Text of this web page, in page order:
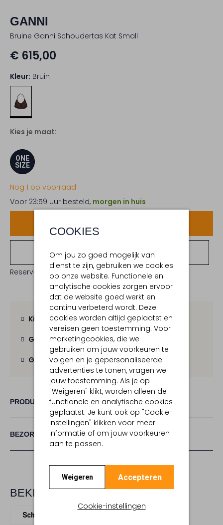
COOKIES
Om jou zo goed mogelijk van
dienst te zijn, gebruiken we cookies
op onze website. Functionele en
analytische cookies zorgen ervoor
dat de website goed werkt en
continu verbeterd wordt. Deze
cookies worden altijd geplaatst en
vereisen geen toestemming. Voor
marketingcookies, die we
gebruiken om jouw voorkeuren te
volgen en je gepersonaliseerde
advertenties te tonen, vragen we
jouw toestemming. Als je op
"Weigeren" klikt, worden alleen de
functionele en analytische cookies
geplaatst. Je kunt ook op "Cookie-
instellingen" klikken voor meer
informatie of om jouw voorkeuren
aan te passen.
Weigeren Accepteren
Cookie-instellingen
GANNI
Bruine Ganni Schoudertas Kat Small
€ 615,00
Kleur: Bruin
Kies je maat:
ONE
SIZE
Nog 1 op voorraad
Voor 23:59 uur besteld, morgen in huis
Bekijk winkelvoorraad
Reserveer direct in een van onze 19 boutiques
Kies zelf je bezorgmoment
Gratis verzendingvanaf € 100,-
Gratis retourbinnen 30 dagen
PRODUCT INFORMATIE
BEZORGEN & RETOURNEREN
BEKIJK MEER
Schoudertassen